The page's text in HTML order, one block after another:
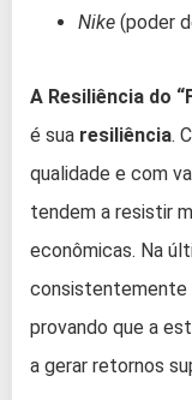
Nike (poder
A Resiliência do
é sua resiliência.
qualidade e com
tendem a resistir
econômicas. Na
consistentemente
provando que a
a gerar retornos